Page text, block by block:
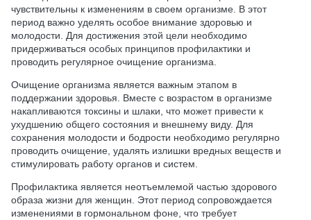
чувствительны к изменениям в своем организме. В этот
период важно уделять особое внимание здоровью и
молодости. Для достижения этой цели необходимо
придерживаться особых принципов профилактики и
проводить регулярное очищение организма.
Очищение организма является важным этапом в
поддержании здоровья. Вместе с возрастом в организме
накапливаются токсины и шлаки, что может привести к
ухудшению общего состояния и внешнему виду. Для
сохранения молодости и бодрости необходимо регулярно
проводить очищение, удалять излишки вредных веществ и
стимулировать работу органов и систем.
Профилактика является неотъемлемой частью здорового
образа жизни для женщин. Этот период сопровождается
изменениями в гормональном фоне, что требует